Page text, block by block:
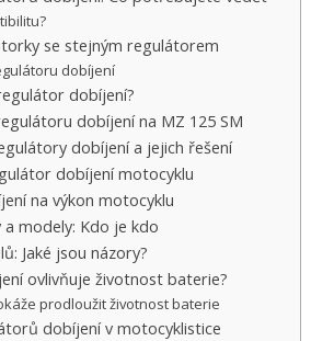
se stejným regulátorem
dobíjení
dobíjení?
dobíjení na MZ 125 SM
dobíjení a jejich řešení
dobíjení motocyklu
na výkon motocyklu
modely: Kdo je kdo
Jaké jsou názory?
ovlivňuje životnost baterie?
prodloužit životnost baterie
dobíjení v motocyklistice